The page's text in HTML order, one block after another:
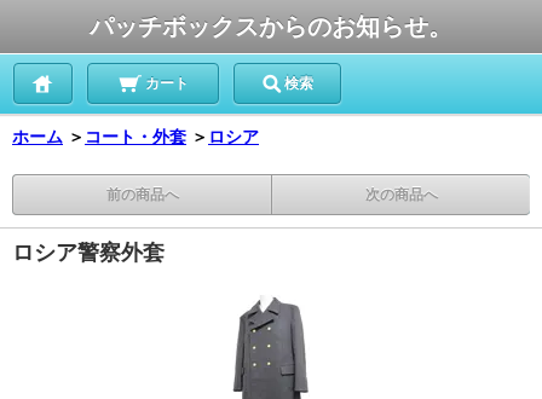
パッチボックスからのお知らせ。
カート 検索
ホーム ＞ コート・外套 ＞ ロシア
前の商品へ 次の商品へ
ロシア警察外套